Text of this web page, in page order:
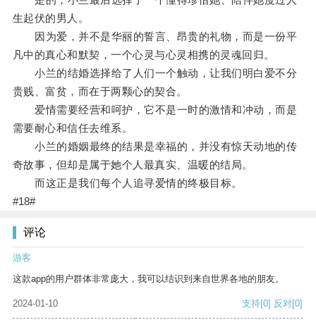
生起伏的男人。
因为爱，并不是华丽的誓言、昂贵的礼物，而是一份平
凡中的真心和默契，一个心灵与心灵相携的灵魂回归。
小兰的结婚选择给了人们一个触动，让我们明白爱不分
贵贱、富贫，而在于两颗心的契合。
爱情需要经营和呵护，它不是一时的激情和冲动，而是
需要耐心和信任去维系。
小兰的婚姻最终的结果是幸福的，并没有惊天动地的传
奇故事，但却是属于她个人最真实、温暖的结局。
而这正是我们每个人追寻爱情的终极目标。
#18#
评论
游客
这款app的用户群体非常庞大，我可以结识到来自世界各地的朋友。
2024-01-10 支持[0] 反对[0]